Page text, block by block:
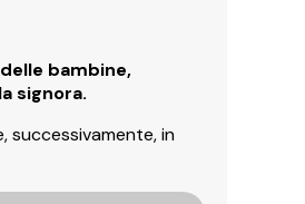
bambine,
signora.
successivamente, in